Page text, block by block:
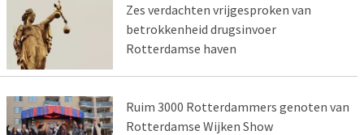
Zes verdachten vrijgesproken van
betrokkenheid drugsinvoer
Rotterdamse haven
Ruim 3000 Rotterdammers genoten van
Rotterdamse Wijken Show